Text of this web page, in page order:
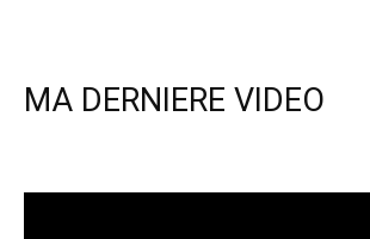
MA DERNIERE VIDEO